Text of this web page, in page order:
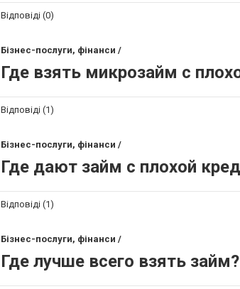
Відповіді (0)
Бізнес-послуги, фінанси /
Где взять микрозайм с
Відповіді (1)
Бізнес-послуги, фінанси /
Где дают займ с плохой
Відповіді (1)
Бізнес-послуги, фінанси /
Где лучше всего взять займ?